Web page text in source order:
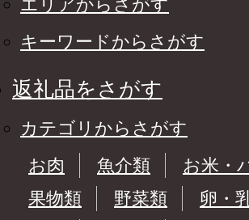
エリアからさがす
キーワードからさがす
返礼品をさがす
カテゴリからさがす
お肉
魚介類
お米・
果物類
野菜類
卵・